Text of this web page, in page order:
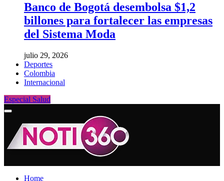
Banco de Bogotá desembolsa $1,2
billones para fortalecer las empresas
del Sistema Moda
julio 29, 2026
Deportes
Colombia
Internacional
Especial Salud
Home